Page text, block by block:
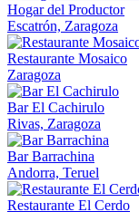
Hogar del Productor
Escatrón, Zaragoza
Restaurante Mosaico
Zaragoza
Bar El Cachirulo
Rivas, Zaragoza
Bar Barrachina
Andorra, Teruel
Restaurante El Cerdo